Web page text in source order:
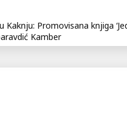
Kaknju: Promovisana knjiga
Kamber